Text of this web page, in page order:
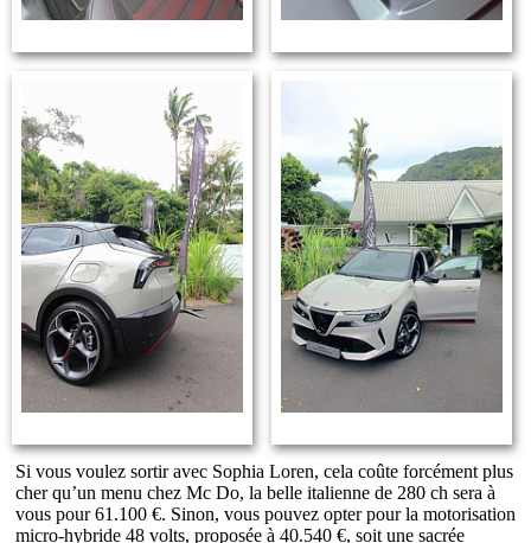
Si vous voulez sortir avec Sophia Loren, cela coûte forcément plus
cher qu’un menu chez Mc Do, la belle italienne de 280 ch sera à
vous pour 61.100 €. Sinon, vous pouvez opter pour la motorisation
micro-hybride 48 volts, proposée à 40.540 €, soit une sacrée